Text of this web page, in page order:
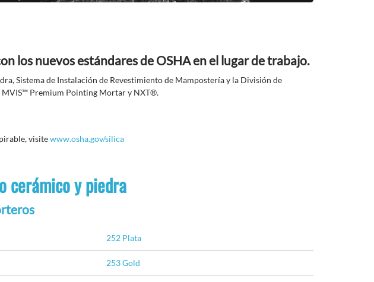
los nuevos estándares de OSHA en el lugar de trabajo.
Sistema de Instalación de Revestimiento de Mampostería y la División de
MVIS™ Premium Pointing Mortar y NXT®.
visitewww.osha.gov/silica
cerámico y piedra
252 Plata
253 Gold